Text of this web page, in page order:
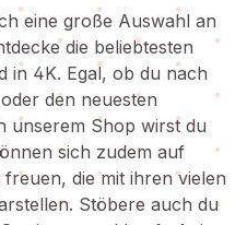
eine große Auswahl an
die beliebtesten
in 4K. Egal, ob du nach
den neuesten
unserem Shop wirst du
sich zudem auf
die mit ihren vielen
Stöbere auch du